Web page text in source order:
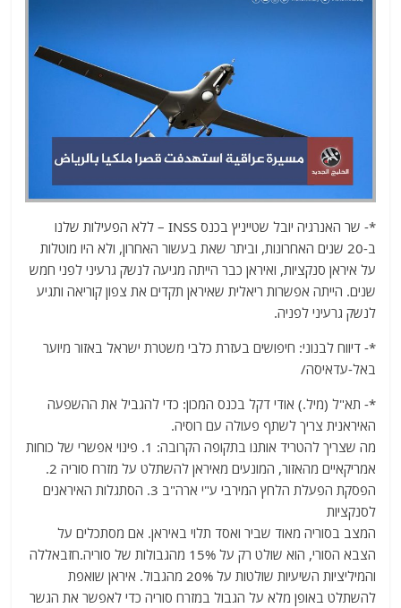
*- שר האנרגיה יובל שטייניץ בכנס INSS – ללא הפעילות שלנו
ב-20 שנים האחרונות, וביתר שאת בעשור האחרון, ולא היו מוטלות
על איראן סנקציות, ואיראן כבר הייתה מגיעה לנשק גרעיני לפני חמש
שנים. הייתה אפשרות ריאלית שאיראן תקדים את צפון קוריאה ותגיע
לנשק גרעיני לפניה.
*- דיווח לבנוני: חיפושים בעזרת כלבי משטרת ישראל באזור מיוער
באל-עדאיסה/
*- תא"ל (מיל.) אודי דקל בכנס המכון: כדי להגביל את ההשפעה
האיראנית צריך לשתף פעולה עם רוסיה.
מה שצריך להטריד אותנו בתקופה הקרובה: 1. פינוי אפשרי של כוחות
אמריקאיים מהאזור, המונעים מאיראן להשתלט על מזרח סוריה 2.
הפסקת הפעלת הלחץ המירבי ע"י ארה"ב 3. הסתגלות האיראנים
לסנקציות
המצב בסוריה מאוד שביר ואסד תלוי באיראן. אם מסתכלים על
הצבא הסורי, הוא שולט רק על 15% מהגבולות של סוריה.חזבאללה
והמיליציות השיעיות שולטות על 20% מהגבול. איראן שואפת
להשתלט באופן מלא על הגבול במזרח סוריה כדי לאפשר את הגשר